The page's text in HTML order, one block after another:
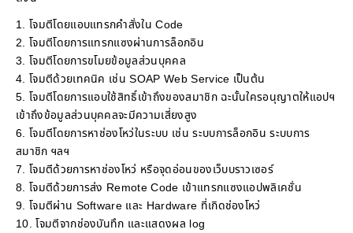
1. โจมตีโดยแอบแทรกคำสั่งใน Code
2. โจมตีโดยการแทรกแซงผ่านการล็อกอิน
3. โจมตีโดยการขโมยข้อมูลส่วนบุคคล
4. โจมตีด้วยเทคนิค เช่น SOAP Web Service เป็นต้น
5. โจมตีโดยการแอบใช้สิทธิ์เข้าถึงของสมาชิก ฉะนั้นใครอนุญาตให้แอปฯ
เข้าถึงข้อมูลส่วนบุคคลจะมีความเสี่ยงสูง
6. โจมตีโดยการหาช่องโหว่ในระบบ เช่น ระบบการล็อกอิน ระบบการ
สมาชิก ฯลฯ
7. โจมตีด้วยการหาช่องโหว่ หรือจุดอ่อนของเว็บบราวเซอร์
8. โจมตีด้วยการส่ง Remote Code เข้าแทรกแซงแอปพลิเคชั่น
9. โจมตีผ่าน Software และ Hardware ที่เกิดช่องโหว่
10. โจมตีจากช่องบันทึก และแสดงผล log